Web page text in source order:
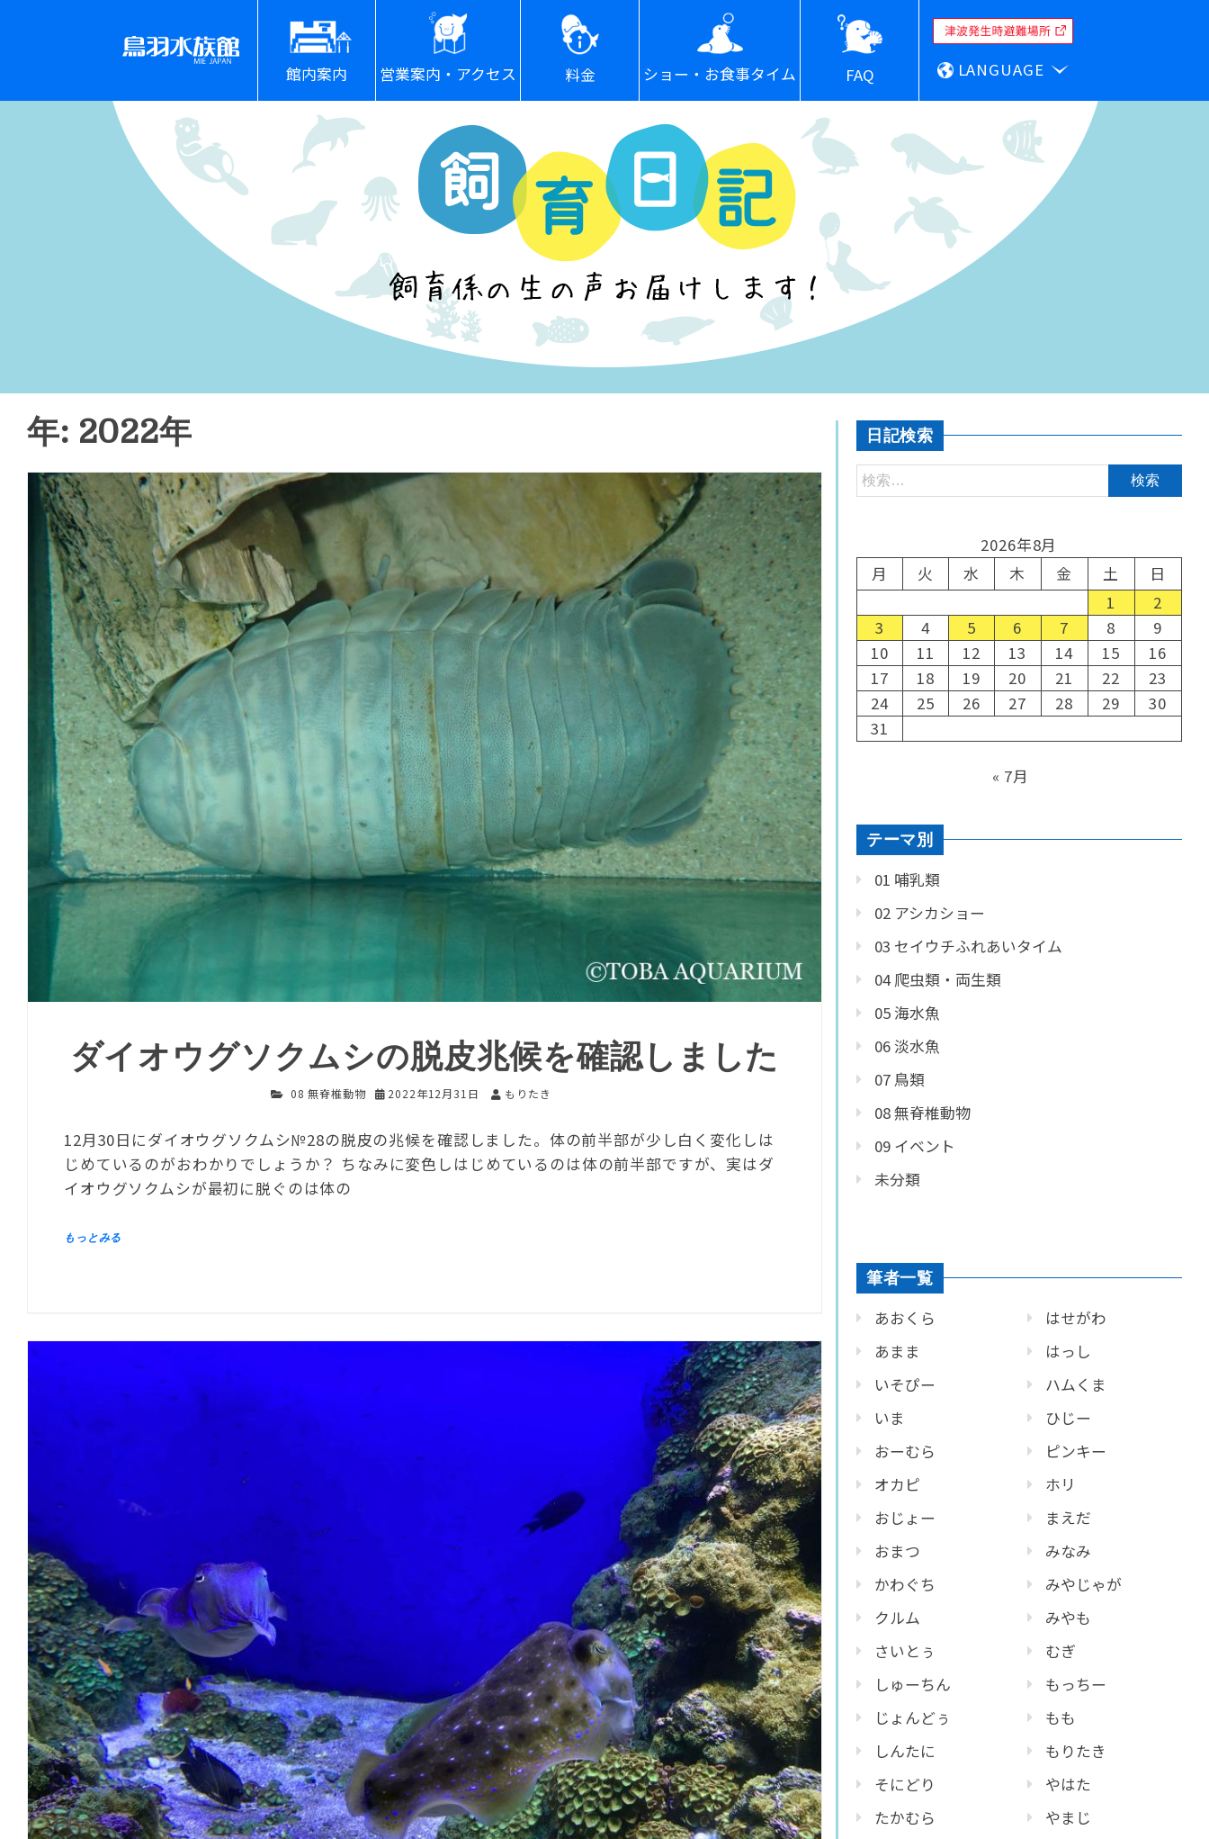
館内案内 営業案内・アクセス 料金 ショー・お食事タイム FAQ LANGUAGE
年: 2022年
ダイオウグソクムシの脱皮兆候を確認しました
08 無脊椎動物 2022年12月31日 もりたき
12月30日にダイオウグソクムシ№28の脱皮の兆候を確認しました。体の前半部が少し白く変化しは
じめているのがおわかりでしょうか？ ちなみに変色しはじめているのは体の前半部ですが、実はダ
イオウグソクムシが最初に脱ぐのは体の
日記検索
2026年8月
月
火 水 木 金 土
日
1
2
3
4 5 6 7 8
9
10
11 12 13 14 15
16
17
18 19 20 21 22
23
24
25 26 27 28 29
30
31
« 7月
テーマ別
01 哺乳類
02 アシカショー
03 セイウチふれあいタイム
04 爬虫類・両生類
05 海水魚
06 淡水魚
07 鳥類
08 無脊椎動物
09 イベント
未分類
筆者一覧
あおくら
あまま
いそぴー
いま
おーむら
オカピ
おじょー
おまつ
かわぐち
クルム
さいとぅ
しゅーちん
じょんどぅ
しんたに
そにどり
たかむら
はせがわ
はっし
ハムくま
ひじー
ピンキー
ホリ
まえだ
みなみ
みやじゃが
みやも
むぎ
もっちー
もも
もりたき
やはた
やまじ